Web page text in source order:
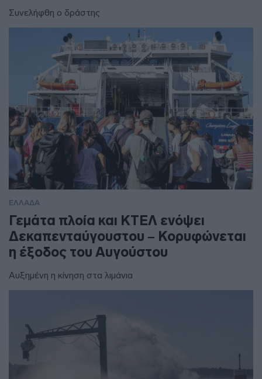
Συνελήφθη ο δράστης
ΕΛΛΑΔΑ
Γεμάτα πλοία και ΚΤΕΛ ενόψει
Δεκαπενταύγουστου – Κορυφώνεται
η έξοδος του Αυγούστου
Αυξημένη η κίνηση στα λιμάνια